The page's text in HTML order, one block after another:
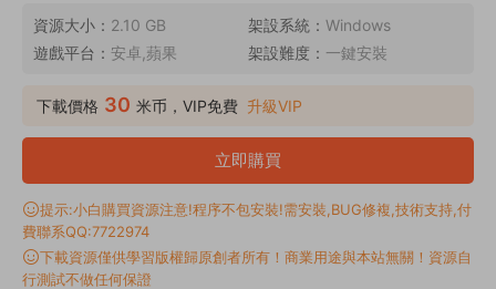
資源大小： 2.10 GB 架設系統： Windows
遊戲平台： 安卓,蘋果 架設難度： 一鍵安裝
下載價格 30 米币，VIP免費 升級VIP
立即購買
提示:小白購買資源注意!程序不包安裝!需安裝,BUG修複,技術支持,付
費聯系QQ:7722974
下載資源僅供學習版權歸原創者所有！商業用途與本站無關！資源自
行測試不做任何保證